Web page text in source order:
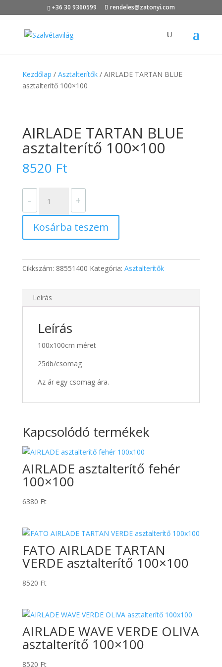
+36 30 9360599 rendeles@zatonyi.com
Kezdőlap / Asztalterítők/ AIRLADE TARTAN BLUE
asztalterítő 100×100
AIRLADE TARTAN BLUE
asztalterítő 100×100
8520 Ft
-
TARTAN
BLUE
asztalterítő
100x100
+
Kosárba teszem
Cikkszám: 88551400 Kategória: Asztalterítők
Leírás
Leírás
100x100cm méret
25db/csomag
Az ár egy csomag ára.
Kapcsolódó termékek
AIRLADE asztalterítő fehér
100×100
6380 Ft
FATO AIRLADE TARTAN
VERDE asztalterítő 100×100
8520 Ft
AIRLADE WAVE VERDE OLIVA
asztalterítő 100×100
8520 Ft